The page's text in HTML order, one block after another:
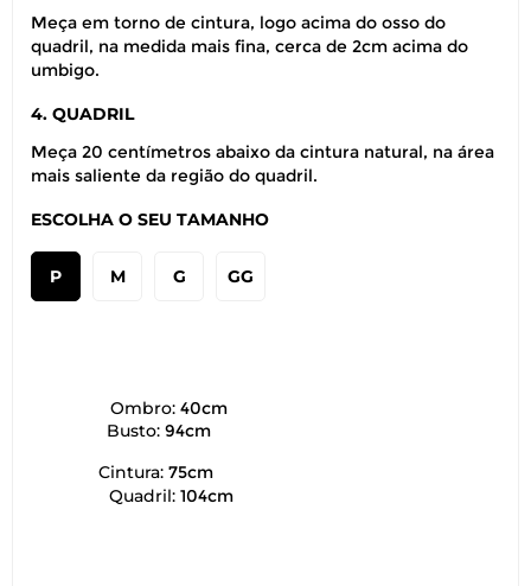
Meça em torno de cintura, logo acima do osso do
quadril, na medida mais fina, cerca de 2cm acima do
umbigo.
4. QUADRIL
Meça 20 centímetros abaixo da cintura natural, na área
mais saliente da região do quadril.
ESCOLHA O SEU TAMANHO
P M G GG
Ombro: 40cm
Busto: 94cm
Cintura: 75cm
Quadril: 104cm